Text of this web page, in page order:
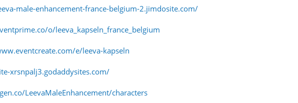
male-enhancement-france-belgium-2.jimdosite.com/
o/leeva_kapseln_france_belgium
e/leeva-kapseln
xrsnpalj3.godaddysites.com/
LeevaMaleEnhancement/characters